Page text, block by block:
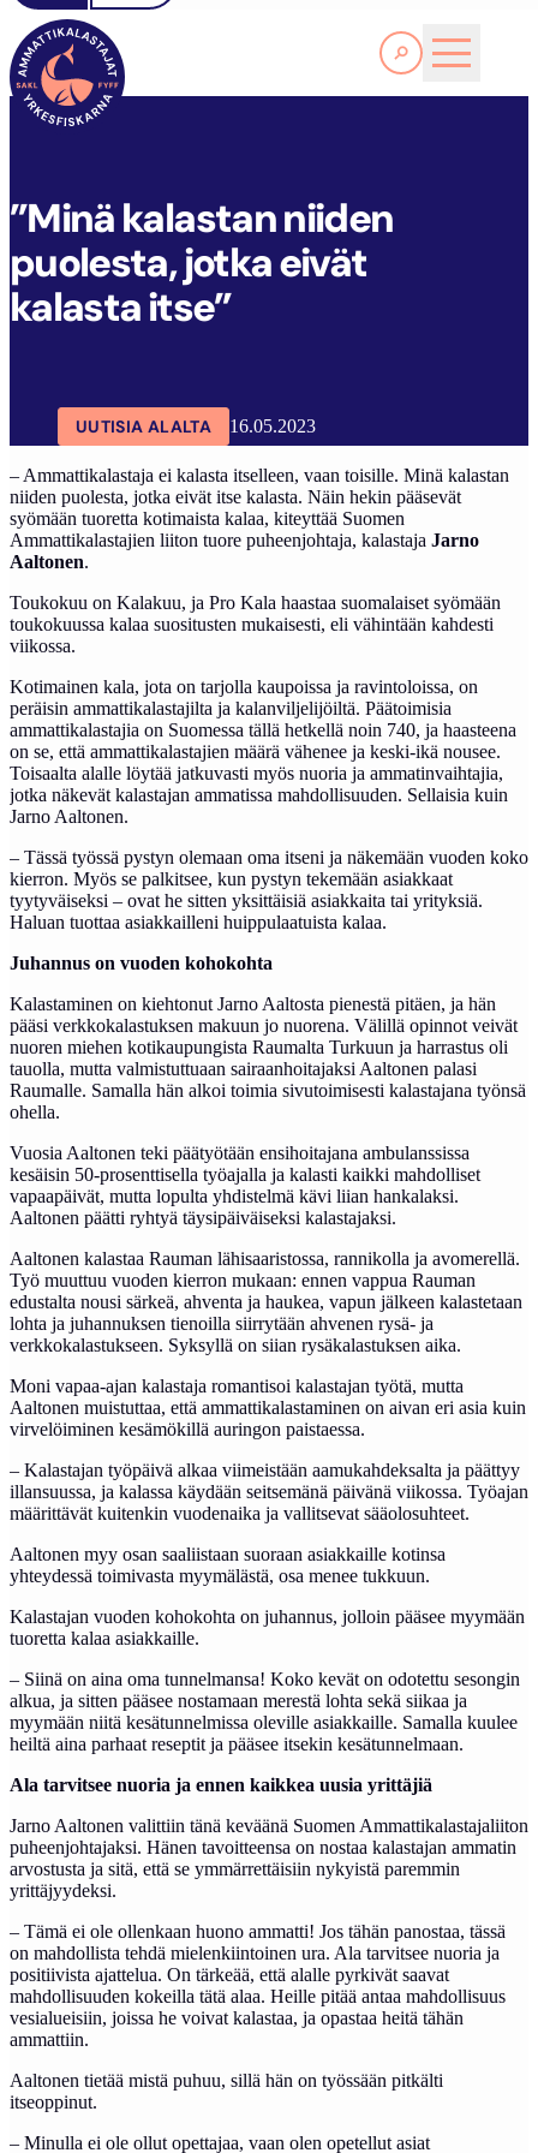
Lue lisää
SAKL
”Minä kalastan niiden
puolesta, jotka eivät
kalasta itse”
UUTISIA ALALTA 16.05.2023
– Ammattikalastaja ei kalasta itselleen, vaan toisille. Minä kalastan
niiden puolesta, jotka eivät itse kalasta. Näin hekin pääsevät
syömään tuoretta kotimaista kalaa, kiteyttää Suomen
Ammattikalastajien liiton tuore puheenjohtaja, kalastaja Jarno
Aaltonen.
Toukokuu on Kalakuu, ja Pro Kala haastaa suomalaiset syömään
toukokuussa kalaa suositusten mukaisesti, eli vähintään kahdesti
viikossa.
Kotimainen kala, jota on tarjolla kaupoissa ja ravintoloissa, on
peräisin ammattikalastajilta ja kalanviljelijöiltä. Päätoimisia
ammattikalastajia on Suomessa tällä hetkellä noin 740, ja haasteena
on se, että ammattikalastajien määrä vähenee ja keski-ikä nousee.
Toisaalta alalle löytää jatkuvasti myös nuoria ja ammatinvaihtajia,
jotka näkevät kalastajan ammatissa mahdollisuuden. Sellaisia kuin
Jarno Aaltonen.
– Tässä työssä pystyn olemaan oma itseni ja näkemään vuoden koko
kierron. Myös se palkitsee, kun pystyn tekemään asiakkaat
tyytyväiseksi – ovat he sitten yksittäisiä asiakkaita tai yrityksiä.
Haluan tuottaa asiakkailleni huippulaatuista kalaa.
Juhannus on vuoden kohokohta
Kalastaminen on kiehtonut Jarno Aaltosta pienestä pitäen, ja hän
pääsi verkkokalastuksen makuun jo nuorena. Välillä opinnot veivät
nuoren miehen kotikaupungista Raumalta Turkuun ja harrastus oli
tauolla, mutta valmistuttuaan sairaanhoitajaksi Aaltonen palasi
Raumalle. Samalla hän alkoi toimia sivutoimisesti kalastajana työnsä
ohella.
Vuosia Aaltonen teki päätyötään ensihoitajana ambulanssissa
kesäisin 50-prosenttisella työajalla ja kalasti kaikki mahdolliset
vapaapäivät, mutta lopulta yhdistelmä kävi liian hankalaksi.
Aaltonen päätti ryhtyä täysipäiväiseksi kalastajaksi.
Aaltonen kalastaa Rauman lähisaaristossa, rannikolla ja avomerellä.
Työ muuttuu vuoden kierron mukaan: ennen vappua Rauman
edustalta nousi särkeä, ahventa ja haukea, vapun jälkeen kalastetaan
lohta ja juhannuksen tienoilla siirrytään ahvenen rysä- ja
verkkokalastukseen. Syksyllä on siian rysäkalastuksen aika.
Moni vapaa-ajan kalastaja romantisoi kalastajan työtä, mutta
Aaltonen muistuttaa, että ammattikalastaminen on aivan eri asia kuin
virvelöiminen kesämökillä auringon paistaessa.
– Kalastajan työpäivä alkaa viimeistään aamukahdeksalta ja päättyy
illansuussa, ja kalassa käydään seitsemänä päivänä viikossa. Työajan
määrittävät kuitenkin vuodenaika ja vallitsevat sääolosuhteet.
Aaltonen myy osan saaliistaan suoraan asiakkaille kotinsa
yhteydessä toimivasta myymälästä, osa menee tukkuun.
Kalastajan vuoden kohokohta on juhannus, jolloin pääsee myymään
tuoretta kalaa asiakkaille.
– Siinä on aina oma tunnelmansa! Koko kevät on odotettu sesongin
alkua, ja sitten pääsee nostamaan merestä lohta sekä siikaa ja
myymään niitä kesätunnelmissa oleville asiakkaille. Samalla kuulee
heiltä aina parhaat reseptit ja pääsee itsekin kesätunnelmaan.
Ala tarvitsee nuoria ja ennen kaikkea uusia yrittäjiä
Jarno Aaltonen valittiin tänä keväänä Suomen Ammattikalastajaliiton
puheenjohtajaksi. Hänen tavoitteensa on nostaa kalastajan ammatin
arvostusta ja sitä, että se ymmärrettäisiin nykyistä paremmin
yrittäjyydeksi.
– Tämä ei ole ollenkaan huono ammatti! Jos tähän panostaa, tässä
on mahdollista tehdä mielenkiintoinen ura. Ala tarvitsee nuoria ja
positiivista ajattelua. On tärkeää, että alalle pyrkivät saavat
mahdollisuuden kokeilla tätä alaa. Heille pitää antaa mahdollisuus
vesialueisiin, joissa he voivat kalastaa, ja opastaa heitä tähän
ammattiin.
Aaltonen tietää mistä puhuu, sillä hän on työssään pitkälti
itseoppinut.
– Minulla ei ole ollut opettajaa, vaan olen opetellut asiat